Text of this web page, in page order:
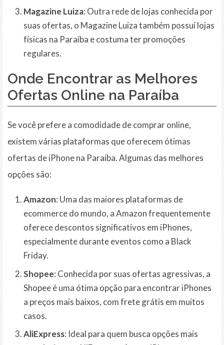
Magazine Luiza: Outra rede de lojas conhecida por
suas ofertas, o Magazine Luiza também possui lojas
físicas na Paraíba e costuma ter promoções
regulares.
Onde Encontrar as Melhores
Ofertas Online na Paraíba
Se você prefere a comodidade de comprar online,
existem várias plataformas que oferecem ótimas
ofertas de iPhone na Paraíba. Algumas das melhores
opções são:
Amazon: Uma das maiores plataformas de
ecommerce do mundo, a Amazon frequentemente
oferece descontos significativos em iPhones,
especialmente durante eventos como a Black
Friday.
Shopee: Conhecida por suas ofertas agressivas, a
Shopee é uma ótima opção para encontrar iPhones
a preços mais baixos, com frete grátis em muitos
casos.
AliExpress: Ideal para quem busca opções mais